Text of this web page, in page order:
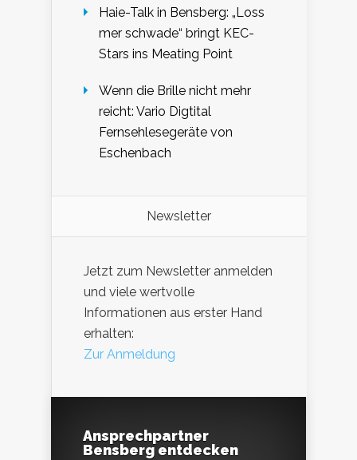
Haie-Talk in Bensberg: „Loss
mer schwade“ bringt KEC-
Stars ins Meating Point
Wenn die Brille nicht mehr
reicht: Vario Digtital
Fernsehlesegeräte von
Eschenbach
Newsletter
Jetzt zum Newsletter anmelden
und viele wertvolle
Informationen aus erster Hand
erhalten:
Zur Anmeldung
Ansprechpartner
Bensberg entdecken